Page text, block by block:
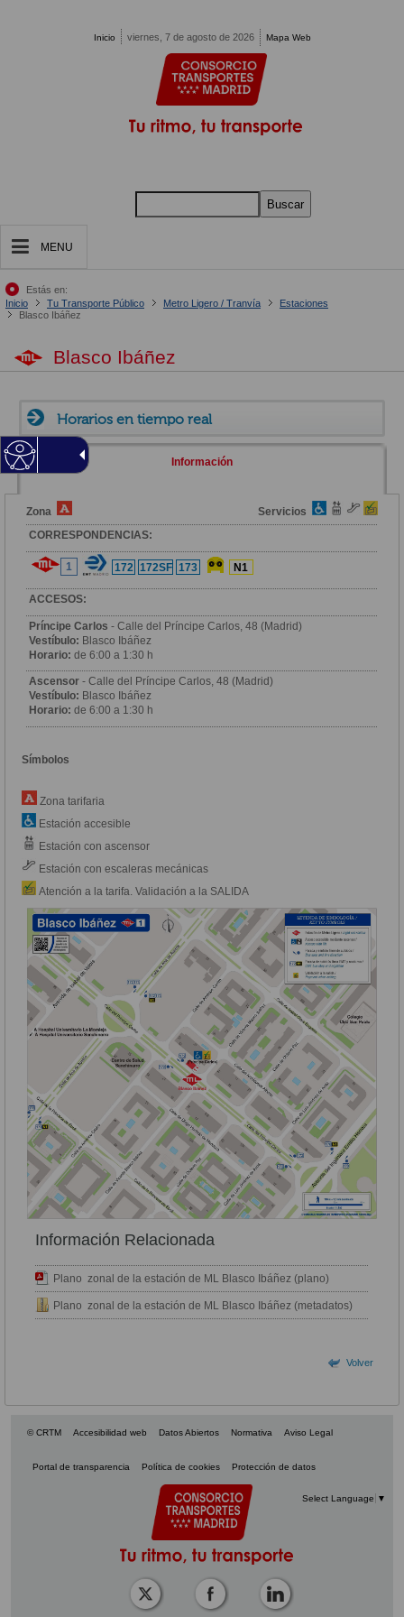
Inicio viernes, 7 de agosto de 2026 Mapa Web
Buscar
MENU
Estás en:
Inicio
Tu Transporte Público Metro Ligero / Tranvía
Estaciones
Blasco Ibáñez
Blasco Ibáñez
Horarios en tiempo real
Información
Zona
Servicios
CORRESPONDENCIAS:
1 172 172SF 173 N1
ACCESOS:
Príncipe Carlos - Calle del Príncipe Carlos, 48 (Madrid)
Vestíbulo: Blasco Ibáñez
Horario: de 6:00 a 1:30 h
Ascensor - Calle del Príncipe Carlos, 48 (Madrid)
Vestíbulo: Blasco Ibáñez
Horario: de 6:00 a 1:30 h
Símbolos
Zona tarifaria
Estación accesible
Estación con ascensor
Estación con escaleras mecánicas
Atención a la tarifa. Validación a la SALIDA
Información Relacionada
Plano zonal de la estación de ML Blasco Ibáñez (plano)
Plano zonal de la estación de ML Blasco Ibáñez (metadatos)
Volver
© CRTM Accesibilidad web Datos Abiertos Normativa Aviso Legal
Portal de transparencia Política de cookies Protección de datos
Select Language ▼